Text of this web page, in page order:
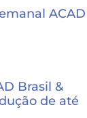
ACAD
Brasil &
de até